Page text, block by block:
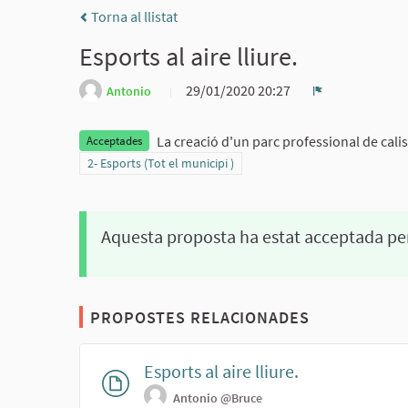
Torna al llistat
Esports al aire lliure.
Antonio
29/01/2020 20:27
Acceptades La creació d'un parc professional de
Resultats al filtrar per la categoria: 2- Esports (Tot el
2- Esports (Tot el municipi )
Aquesta proposta ha estat acceptada
PROPOSTES RELACIONADES
Esports al aire lliure.
Antonio @Bruce